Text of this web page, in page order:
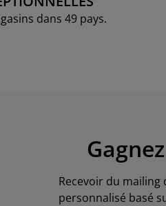
dans 49 pays.
Recevoir du mailing
personnalisé basé